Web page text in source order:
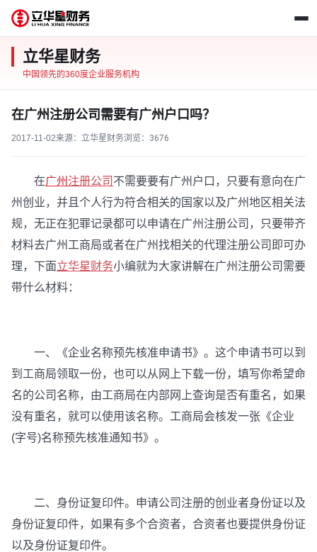
立华星财务
中国领先的360度企业服务机构
在广州注册公司需要有广州户口吗？
2017-11-02来源：立华星财务浏览： 3676
在广州 注册公司 不需要要有广州户口，只要有意向在广
州创业，并且个人行为符合相关的国家以及广州地区相关法
规，无正在犯罪记录都可以申请在广州注册公司，只要带齐
材料去广州工商局或者在广州找相关的代理注册公司即可办
理，下面立华星财务小编就为大家讲解在广州注册公司需要
带什么材料：
一、《企业名称预先核准申请书》。这个申请书可以到
到工商局领取一份，也可以从网上下载一份，填写你希望命
名的公司名称，由工商局在内部网上查询是否有重名，如果
没有重名，就可以使用该名称。工商局会核发一张《企业
(字号)名称预先核准通知书》。
二、身份证复印件。申请公司注册的创业者身份证以及
身份证复印件，如果有多个合资者，合资者也要提供身份证
以及身份证复印件。